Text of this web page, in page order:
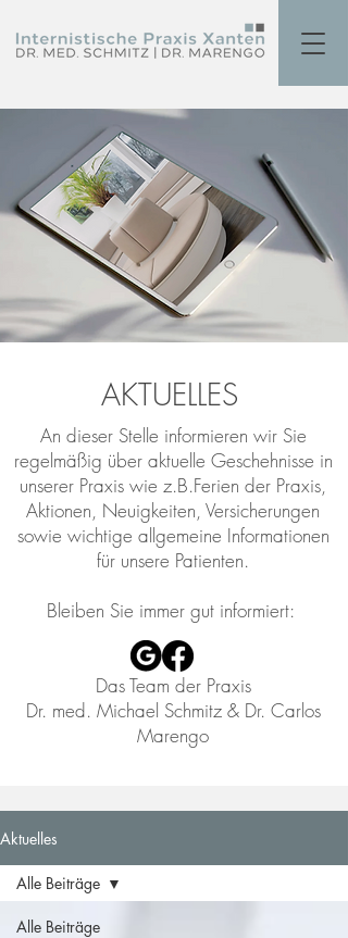
AKTUELLES
An dieser Stelle informieren wir Sie
regelmäßig über aktuelle Geschehnisse in
unserer Praxis wie z.B.Ferien der Praxis,
Aktionen, Neuigkeiten, Versicherungen
sowie wichtige allgemeine Informationen
für unsere Patienten.
​Bleiben Sie immer gut informiert:
Das Team der Praxis
Dr. med. Michael Schmitz & Dr. Carlos
Marengo
Aktuelles
Alle Beiträge
Alle Beiträge